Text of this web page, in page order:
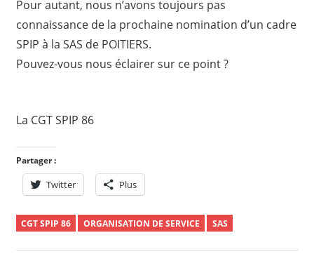
Pour autant, nous n’avons toujours pas
connaissance de la prochaine nomination d’un cadre
SPIP à la SAS de POITIERS.
Pouvez-vous nous éclairer sur ce point ?
La CGT SPIP 86
Partager :
Twitter Plus
CGT SPIP 86 ORGANISATION DE SERVICE SAS